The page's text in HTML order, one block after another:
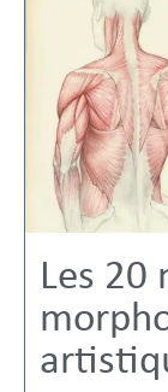
Les 20